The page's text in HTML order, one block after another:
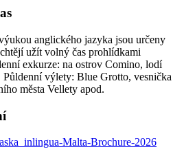
anglického jazyka jsou určeny
užít volný čas prohlídkami
exkurze: na ostrov Comino, lodí
výlety: Blue Grotto, vesnička
města Vellety apod.
inlingua-Malta-Brochure-2026